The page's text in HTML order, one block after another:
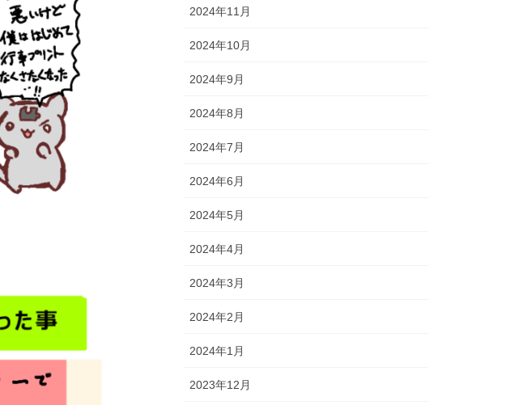
2024年11月
2024年10月
2024年9月
2024年8月
2024年7月
2024年6月
2024年5月
2024年4月
2024年3月
2024年2月
2024年1月
2023年12月